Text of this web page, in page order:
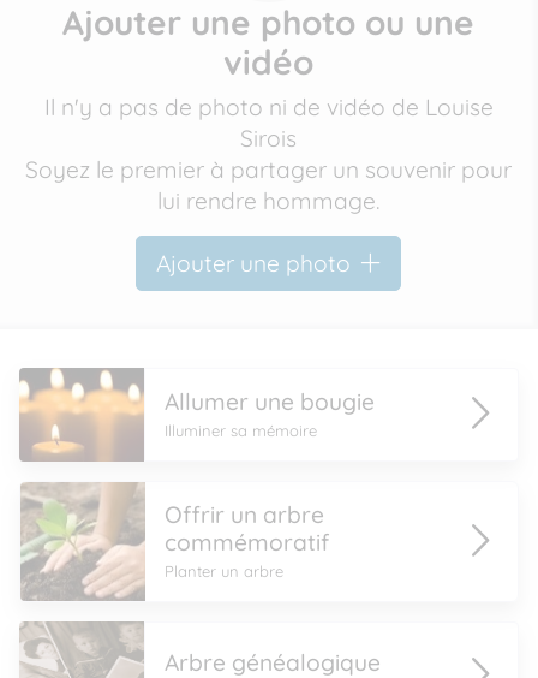
Ajouter une photo ou une
vidéo
Il n'y a pas de photo ni de vidéo de Louise
Sirois
Soyez le premier à partager un souvenir pour
lui rendre hommage.
Ajouter une photo
Allumer une bougie
Illuminer sa mémoire
Offrir un arbre
commémoratif
Planter un arbre
Arbre généalogique